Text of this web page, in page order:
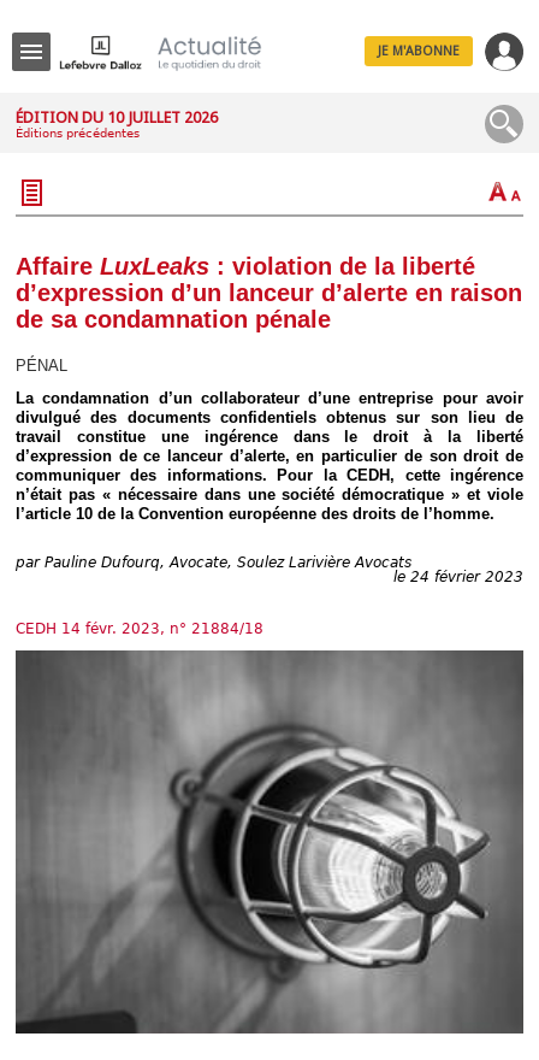
JE M'ABONNE
ÉDITION DU 10 JUILLET 2026
Éditions précédentes
Affaire LuxLeaks : violation de la liberté
d’expression d’un lanceur d’alerte en raison
de sa condamnation pénale
PÉNAL
La condamnation d’un collaborateur d’une entreprise pour avoir
divulgué des documents confidentiels obtenus sur son lieu de
travail constitue une ingérence dans le droit à la liberté
d’expression de ce lanceur d’alerte, en particulier de son droit de
communiquer des informations. Pour la CEDH, cette ingérence
n’était pas « nécessaire dans une société démocratique » et viole
l’article 10 de la Convention européenne des droits de l’homme.
par Pauline Dufourq, Avocate, Soulez Larivière Avocats
le 24 février 2023
CEDH 14 févr. 2023, n° 21884/18